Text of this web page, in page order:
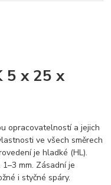
5 x 25 x
opracovatelností a jejich
ve všech směrech
je hladké (HL).
mm. Zásadní je
i styčné spáry.